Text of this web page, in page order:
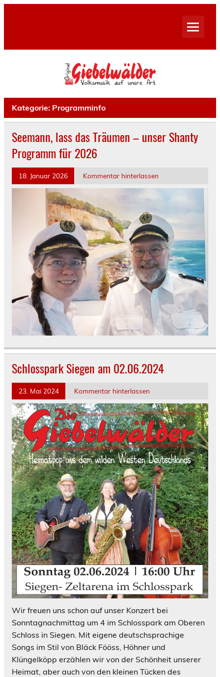
Skip
Kategorie: Programminfo
Seemann, lass das Träumen – unser Shanty
Programm für 2026
18. Januar 2026 Kommentar hinterlassen
Schlosspark Siegen am 02.06.2024
23. Mai 2024 Kommentar hinterlassen
Wir freuen uns schon auf unser Konzert bei
Sonntagnachmittag um 4 im Schlosspark am Oberen
Schloss in Siegen. Mit eigene deutschsprachige
Songs im Stil von Bläck Fööss, Höhner und
Klüngelköpp erzählen wir von der Schönheit unserer
Heimat, aber auch von den kleinen Tücken des